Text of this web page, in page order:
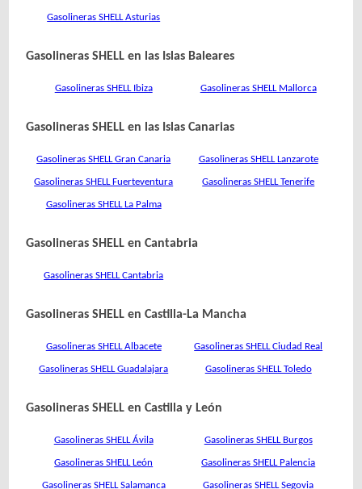
Gasolineras SHELL Asturias
Gasolineras SHELL en las Islas Baleares
Gasolineras SHELL Ibiza Gasolineras SHELL Mallorca
Gasolineras SHELL en las Islas Canarias
Gasolineras SHELL Gran Canaria Gasolineras SHELL Lanzarote
Gasolineras SHELL Fuerteventura Gasolineras SHELL Tenerife
Gasolineras SHELL La Palma
Gasolineras SHELL en Cantabria
Gasolineras SHELL Cantabria
Gasolineras SHELL en Castilla-La Mancha
Gasolineras SHELL Albacete Gasolineras SHELL Ciudad Real
Gasolineras SHELL Guadalajara Gasolineras SHELL Toledo
Gasolineras SHELL en Castilla y León
Gasolineras SHELL Ávila Gasolineras SHELL Burgos
Gasolineras SHELL León Gasolineras SHELL Palencia
Gasolineras SHELL Salamanca Gasolineras SHELL Segovia